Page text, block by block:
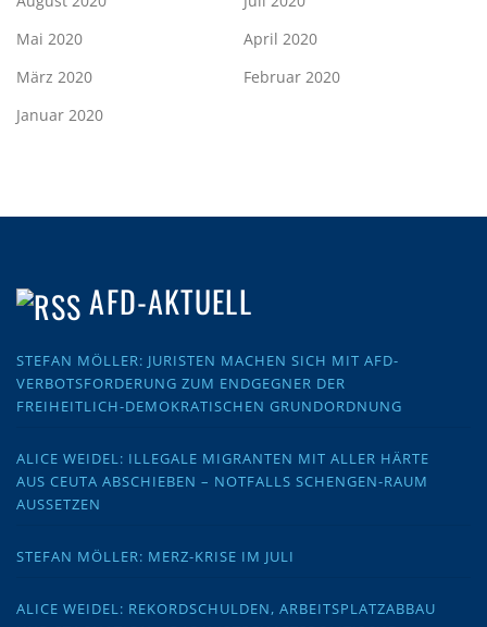
Mai 2020
April 2020
März 2020
Februar 2020
Januar 2020
AFD-AKTUELL
STEFAN MÖLLER: JURISTEN MACHEN SICH MIT AFD-
VERBOTSFORDERUNG ZUM ENDGEGNER DER
FREIHEITLICH-DEMOKRATISCHEN GRUNDORDNUNG
ALICE WEIDEL: ILLEGALE MIGRANTEN MIT ALLER HÄRTE
AUS CEUTA ABSCHIEBEN – NOTFALLS SCHENGEN-RAUM
AUSSETZEN
STEFAN MÖLLER: MERZ-KRISE IM JULI
ALICE WEIDEL: REKORDSCHULDEN, ARBEITSPLATZABBAU